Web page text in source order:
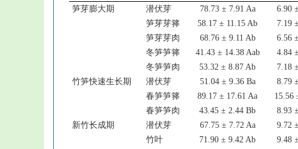
笋芽膨大期
潜伏芽 78.73 ± 7.91 Aa 6.90
笋芽芽箨
58.17 ± 11.15 Ab 7.19
笋芽芽肉
68.76 ± 9.11 Ab 6.56
冬笋笋箨
41.43 ± 14.38 Aab 4.84
冬笋笋肉
53.32 ± 8.87 Ab 7.18
竹笋快速生长期
潜伏芽 51.04 ± 9.36 Ba 8.79
春笋笋箨
89.17 ± 17.61 Aa 15.56
春笋笋肉
43.45 ± 2.44 Bb 8.93
新竹长成期
潜伏芽 67.75 ± 7.72 Aa 9.72
竹叶
71.90 ± 9.42 Ab 9.48